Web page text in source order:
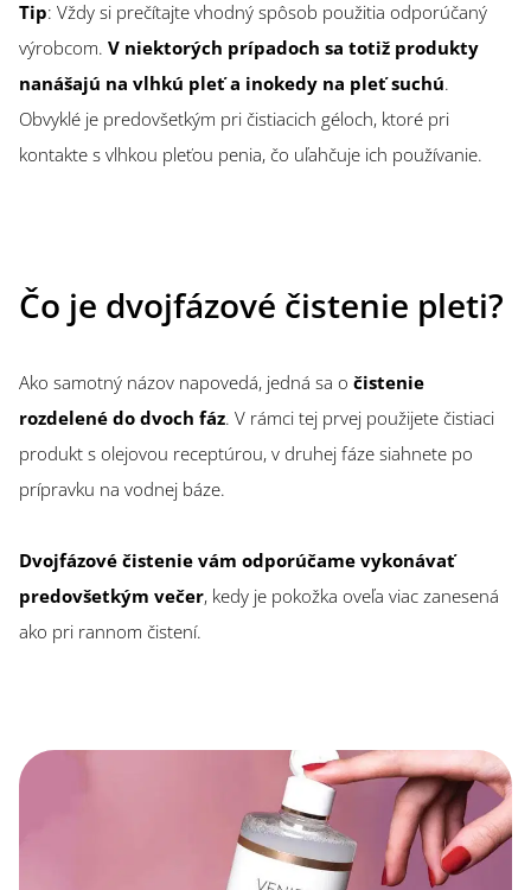
Tip: Vždy si prečítajte vhodný spôsob použitia odporúčaný
výrobcom. V niektorých prípadoch sa totiž produkty
nanášajú na vlhkú pleť a inokedy na pleť suchú.
Obvyklé je predovšetkým pri čistiacich géloch, ktoré pri
kontakte s vlhkou pleťou penia, čo uľahčuje ich používanie.
Čo je dvojfázové čistenie pleti?
Ako samotný názov napovedá, jedná sa o čistenie
rozdelené do dvoch fáz. V rámci tej prvej použijete čistiaci
produkt s olejovou receptúrou, v druhej fáze siahnete po
prípravku na vodnej báze.
Dvojfázové čistenie vám odporúčame vykonávať
predovšetkým večer, kedy je pokožka oveľa viac zanesená
ako pri rannom čistení.